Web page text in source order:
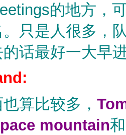
的地方，
。只是人很多，
话最好一大早
算比较多，
mountain和